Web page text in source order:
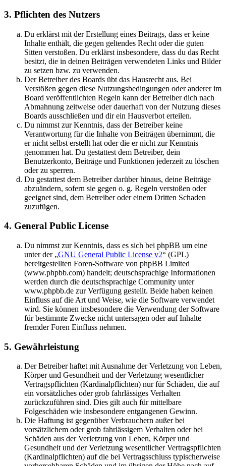
3. Pflichten des Nutzers
Du erklärst mit der Erstellung eines Beitrags, dass er keine
Inhalte enthält, die gegen geltendes Recht oder die guten
Sitten verstoßen. Du erklärst insbesondere, dass du das Recht
besitzt, die in deinen Beiträgen verwendeten Links und Bilder
zu setzen bzw. zu verwenden.
Der Betreiber des Boards übt das Hausrecht aus. Bei
Verstößen gegen diese Nutzungsbedingungen oder anderer im
Board veröffentlichten Regeln kann der Betreiber dich nach
Abmahnung zeitweise oder dauerhaft von der Nutzung dieses
Boards ausschließen und dir ein Hausverbot erteilen.
Du nimmst zur Kenntnis, dass der Betreiber keine
Verantwortung für die Inhalte von Beiträgen übernimmt, die
er nicht selbst erstellt hat oder die er nicht zur Kenntnis
genommen hat. Du gestattest dem Betreiber, dein
Benutzerkonto, Beiträge und Funktionen jederzeit zu löschen
oder zu sperren.
Du gestattest dem Betreiber darüber hinaus, deine Beiträge
abzuändern, sofern sie gegen o. g. Regeln verstoßen oder
geeignet sind, dem Betreiber oder einem Dritten Schaden
zuzufügen.
4. General Public License
Du nimmst zur Kenntnis, dass es sich bei phpBB um eine
unter der „GNU General Public License v2“ (GPL)
bereitgestellten Foren-Software von phpBB Limited
(www.phpbb.com) handelt; deutschsprachige Informationen
werden durch die deutschsprachige Community unter
www.phpbb.de zur Verfügung gestellt. Beide haben keinen
Einfluss auf die Art und Weise, wie die Software verwendet
wird. Sie können insbesondere die Verwendung der Software
für bestimmte Zwecke nicht untersagen oder auf Inhalte
fremder Foren Einfluss nehmen.
5. Gewährleistung
Der Betreiber haftet mit Ausnahme der Verletzung von Leben,
Körper und Gesundheit und der Verletzung wesentlicher
Vertragspflichten (Kardinalpflichten) nur für Schäden, die auf
ein vorsätzliches oder grob fahrlässiges Verhalten
zurückzuführen sind. Dies gilt auch für mittelbare
Folgeschäden wie insbesondere entgangenen Gewinn.
Die Haftung ist gegenüber Verbrauchern außer bei
vorsätzlichem oder grob fahrlässigem Verhalten oder bei
Schäden aus der Verletzung von Leben, Körper und
Gesundheit und der Verletzung wesentlicher Vertragspflichten
(Kardinalpflichten) auf die bei Vertragsschluss typischerweise